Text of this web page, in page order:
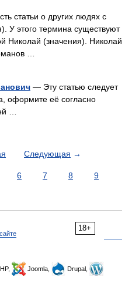
статьи о других людях с
У этого термина существуют
Николай (значения). Николай
…
— Эту статью следует
оформите её согласно
…
Следующая →
6 7 8
9
18+
Joomla,
Drupal,